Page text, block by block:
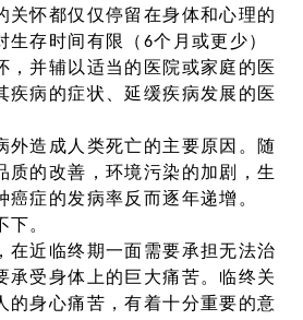
关怀都仅仅停留在身体和心理的
生存时间有限（6个月或更少）
，并辅以适当的医院或家庭的医
疾病的症状、延缓疾病发展的医
外造成人类死亡的主要原因。随
质的改善，环境污染的加剧，生
癌症的发病率反而逐年递增。
下。
在近临终期一面需要承担无法治
承受身体上的巨大痛苦。临终关
的身心痛苦，有着十分重要的意